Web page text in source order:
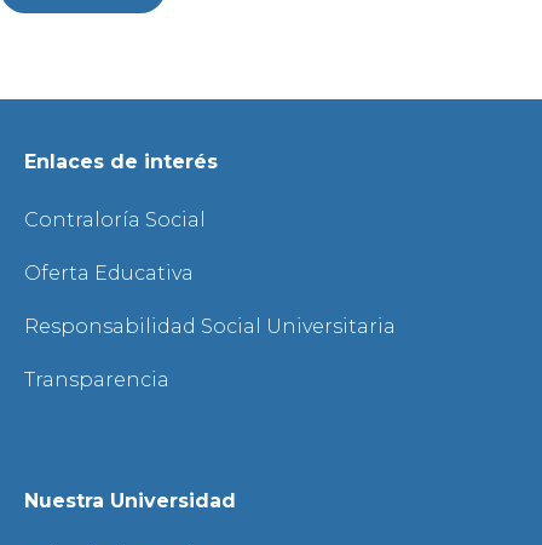
Enlaces de interés
Contraloría Social
Oferta Educativa
Responsabilidad Social Universitaria
Transparencia
Nuestra Universidad